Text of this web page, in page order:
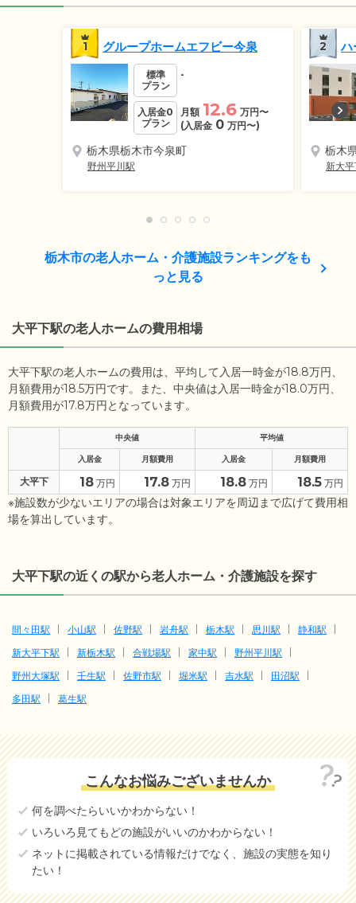
1 グループホームエフビー今泉
標準
プラン
-
入居金0
プラン
月額 12.6 万円〜
(入居金 0 万円〜)
栃木県栃木市今泉町
野州平川駅
2 ハ
栃木
新大
栃木市の老人ホーム・介護施設ランキングをも
っと見る
大平下駅の老人ホームの費用相場
大平下駅の老人ホームの費用は、平均して入居一時金が18.8万円、
月額費用が18.5万円です。また、中央値は入居一時金が18.0万円、
月額費用が17.8万円となっています。
中央値 平均値
入居金 月額費用 入居金 月額費用
大平下 18 万円 17.8 万円 18.8 万円 18.5 万円
※施設数が少ないエリアの場合は対象エリアを周辺まで広げて費用相
場を算出しています。
大平下駅の近くの駅から老人ホーム・介護施設を探す
間々田駅 小山駅 佐野駅 岩舟駅 栃木駅 思川駅
静和駅
新大平下駅
新栃木駅 合戦場駅 家中駅
野州平川駅
野州大塚駅
壬生駅 佐野市駅 堀米駅 吉水駅
田沼駅
多田駅
葛生駅
こんなお悩みございませんか
何を調べたらいいかわからない！
いろいろ見てもどの施設がいいのかわからない！
ネットに掲載されている情報だけでなく、施設の実態を知り
たい！